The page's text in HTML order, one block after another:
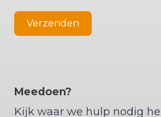
Verzenden
Meedoen?
Kijk waar we hulp nodig